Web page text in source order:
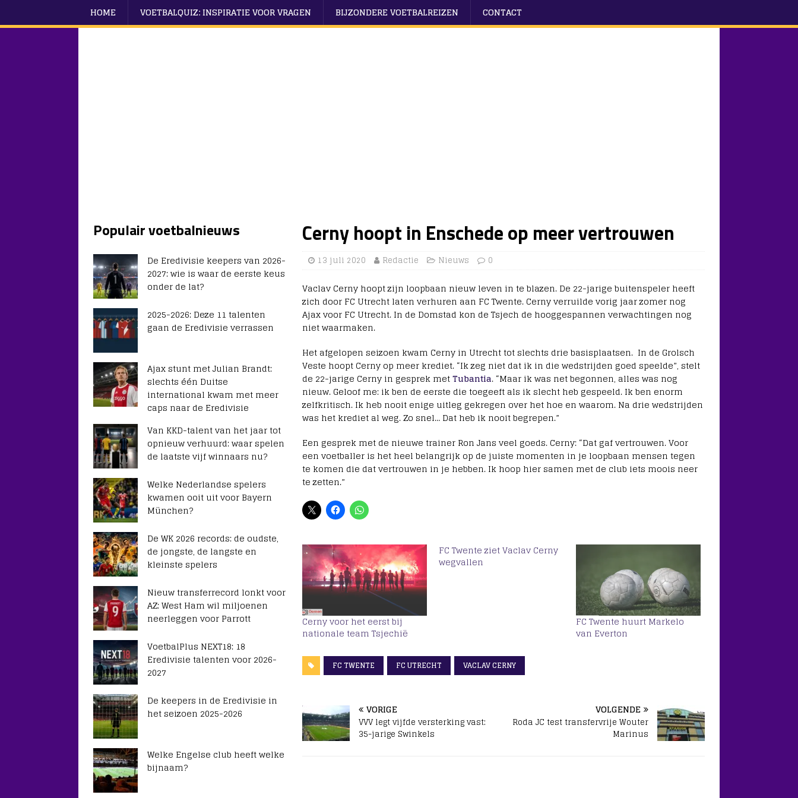
HOME VOETBALQUIZ: INSPIRATIE VOOR VRAGEN BIJZONDERE VOETBALREIZEN CONTACT
Cerny hoopt in Enschede op meer vertrouwen
13 juli 2020 Redactie Nieuws 0
Vaclav Cerny hoopt zijn loopbaan nieuw leven in te blazen. De 22-jarige buitenspeler heeft
zich door FC Utrecht laten verhuren aan FC Twente. Cerny verruilde vorig jaar zomer nog
Ajax voor FC Utrecht. In de Domstad kon de Tsjech de hooggespannen verwachtingen nog
niet waarmaken.
Het afgelopen seizoen kwam Cerny in Utrecht tot slechts drie basisplaatsen. In de Grolsch
Veste hoopt Cerny op meer krediet. “Ik zeg niet dat ik in die wedstrijden goed speelde”, stelt
de 22-jarige Cerny in gesprek metTubantia. “Maar ik was net begonnen, alles was nog
nieuw. Geloof me: ik ben de eerste die toegeeft als ik slecht heb gespeeld. Ik ben enorm
zelfkritisch. Ik heb nooit enige uitleg gekregen over het hoe en waarom. Na drie wedstrijden
was het krediet al weg. Zo snel… Dat heb ik nooit begrepen.”
Een gesprek met de nieuwe trainer Ron Jans veel goeds. Cerny: “Dat gaf vertrouwen. Voor
een voetballer is het heel belangrijk op de juiste momenten in je loopbaan mensen tegen
te komen die dat vertrouwen in je hebben. Ik hoop hier samen met de club iets moois neer
te zetten.”
Cerny voor het eerst bij
nationale team Tsjechië
FC Twente ziet Vaclav Cerny
wegvallen
FC Twente huurt Markelo
van Everton
FC TWENTE FC UTRECHT VACLAV CERNY
VORIGE
VVV legt vijfde versterking vast:
35-jarige Swinkels
VOLGENDE
Roda JC test transfervrije Wouter
Marinus
Populair voetbalnieuws
De Eredivisie keepers van 2026-
2027: wie is waar de eerste keus
onder de lat?
2025-2026: Deze 11 talenten
gaan de Eredivisie verrassen
Ajax stunt met Julian Brandt:
slechts één Duitse
international kwam met meer
caps naar de Eredivisie
Van KKD-talent van het jaar tot
opnieuw verhuurd: waar spelen
de laatste vijf winnaars nu?
Welke Nederlandse spelers
kwamen ooit uit voor Bayern
München?
De WK 2026 records: de oudste,
de jongste, de langste en
kleinste spelers
Nieuw transferrecord lonkt voor
AZ: West Ham wil miljoenen
neerleggen voor Parrott
VoetbalPlus NEXT18: 18
Eredivisie talenten voor 2026-
2027
De keepers in de Eredivisie in
het seizoen 2025-2026
Welke Engelse club heeft welke
bijnaam?